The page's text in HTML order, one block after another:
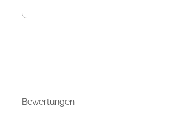
Bewertungen